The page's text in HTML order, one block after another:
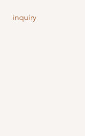
inquiry